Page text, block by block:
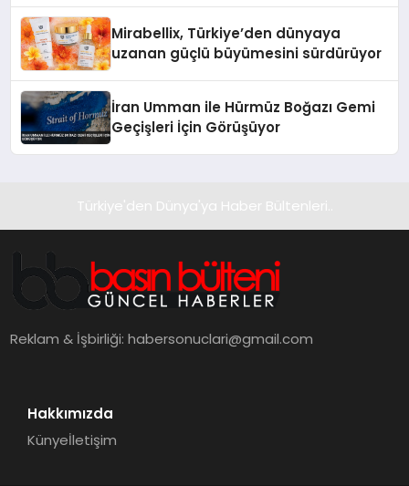
Mirabellix, Türkiye’den dünyaya
uzanan güçlü büyümesini sürdürüyor
İran Umman ile Hürmüz Boğazı Gemi
Geçişleri İçin Görüşüyor
Türkiye'den Dünya'ya Haber Bültenleri..
Reklam & İşbirliği:habersonuclari@gmail.com
Hakkımızda
Künyeİletişim